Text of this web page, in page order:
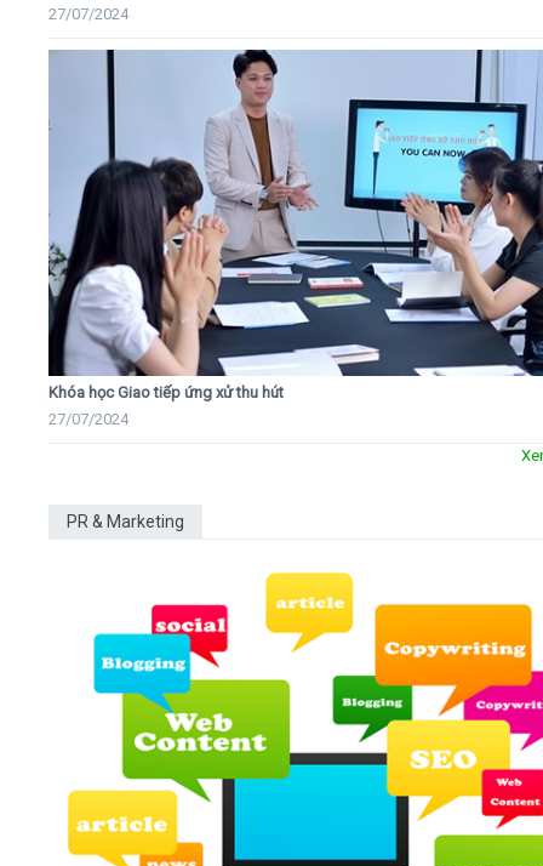
27/07/2024
Khóa học Giao tiếp ứng xử thu hút
27/07/2024
PR & Marketing